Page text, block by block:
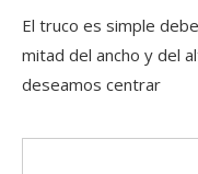
El truco es simple
mitad del ancho y del
deseamos centrar